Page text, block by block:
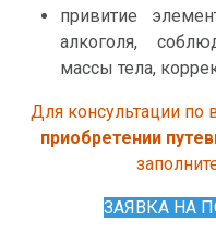
привитие
алкоголя,
массы тела,
Для консультации по
приобретении
ЗАЯВКА НА